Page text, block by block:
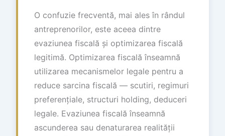
O confuzie frecventă, mai ales în rândul
antreprenorilor, este aceea dintre
evaziunea fiscală și optimizarea fiscală
legitimă. Optimizarea fiscală înseamnă
utilizarea mecanismelor legale pentru a
reduce sarcina fiscală — scutiri, regimuri
preferențiale, structuri holding, deduceri
legale. Evaziunea fiscală înseamnă
ascunderea sau denaturarea realității